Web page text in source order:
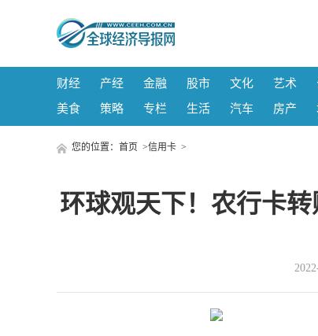
财经 产经 金融 股市 文化 艺术
美食
策略 专栏 生活 汽车 房产
您的位置： 首页 >信用卡 >
环球观天下！农行卡